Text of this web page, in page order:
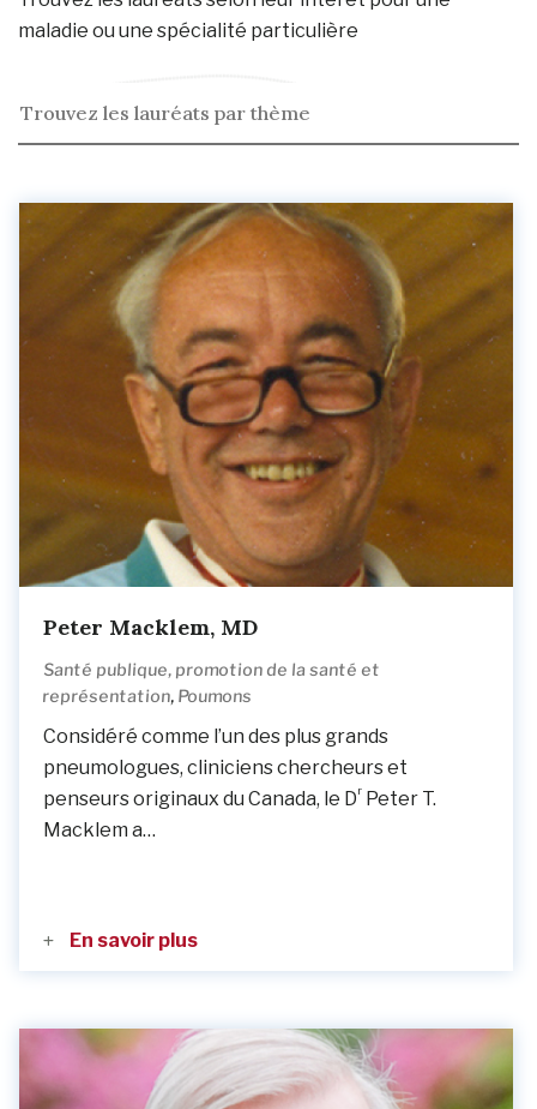
maladie ou une spécialité particulière
Peter Macklem, MD
Santé publique, promotion de la santé et
représentation, Poumons
Considéré comme l’un des plus grands
pneumologues, cliniciens chercheurs et
penseurs originaux du Canada, le Dr Peter T.
Macklem a…
En savoir plus